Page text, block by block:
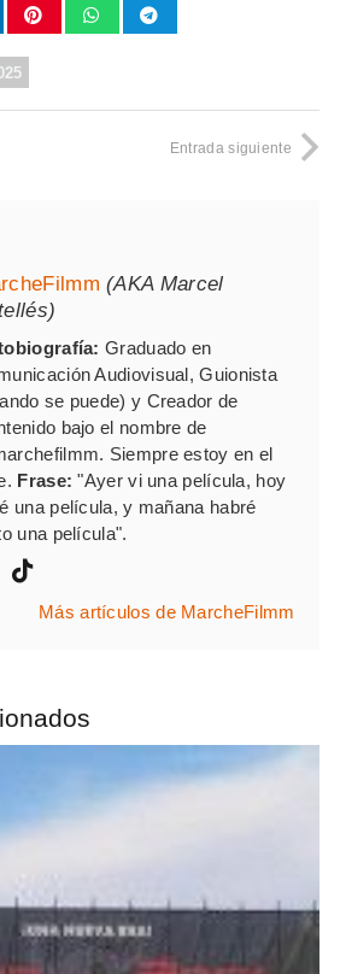
Entrada siguiente
(AKA Marcel
Graduado en
Audiovisual, Guionista
se puede) y Creador de
bajo el nombre de
Siempre estoy en el
Frase: "Ayer vi una película, hoy
una película, y mañana habré
una película".
Más artículos de MarcheFilmm